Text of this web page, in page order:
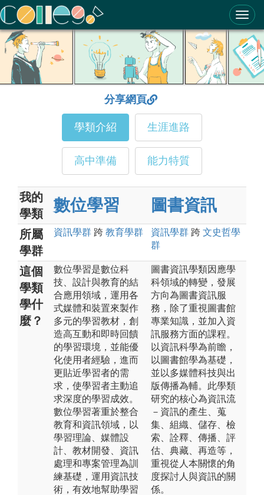
ColleGo! 大學選才與高中育才輔助系統
分享網頁
學類介紹 生涯進路
高中準備 能力特質
我的
學類
數位學習 圖書資訊
所屬
學群
資訊學群 跨 教育學群 資訊學群 跨 文史哲學
群
這個
學類
學什
麼？
數位學習是數位科
技、設計與教育的結
合應用領域，運用各
式媒體和裝置來製作
多元的學習教材，創
造高互動和即時回饋
的學習環境，並能優
化使用者經驗，進而
更貼近學習者的需
求，使學習者主動追
求深度的學習成效。
數位學習著重於整合
教育和資訊領域，以
學習理論、媒體設
計、教材開發、資訊
處理和專案管理為訓
練基礎，運用資訊技
術，有效地幫助學習
圖書資訊學類因應學
科領域的轉變，發展
方向為圖書資訊服
務，除了重視圖書館
專業知識，並加入資
訊服務方面的課程。
以資訊科學為前瞻，
以圖書館學為基礎，
並以多媒體科技與出
版傳播為輔。此學類
研究的核心為資訊流
－資訊的產生、蒐
集、組織、儲存、檢
索、詮釋、傳播、評
估、典藏、再造等，
重視從人本關懷的角
度探討人與資訊的關
係。